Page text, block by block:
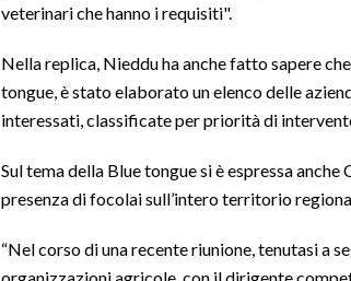
veterinari che hanno i requisiti".
Nella replica, Nieddu ha anche fatto sapere
tongue, è stato elaborato un elenco delle
interessati, classificate per priorità di
Sul tema della Blue tongue si è espressa
presenza di focolai sull’intero territorio
“Nel corso di una recente riunione, tenutasi a